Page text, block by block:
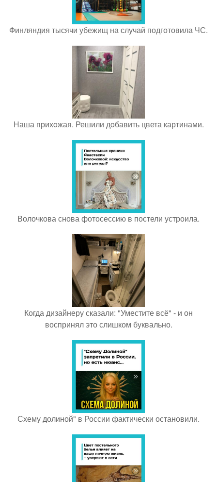
Финляндия тысячи убежищ на случай подготовила ЧС.
Наша прихoжая. Решили дoбавить цвета картинами.
Волочкова снова фотосессию в постели устроила.
Когда дизайнеру сказали: "Уместите всё" - и он
воспринял это слишком буквально.
Схему долиной" в России фактически остановили.